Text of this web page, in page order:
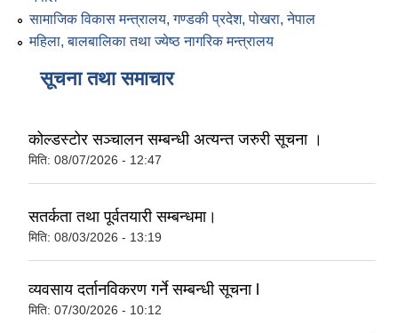
सामाजिक विकास मन्त्रालय, गण्डकी प्रदेश, पोखरा, नेपाल
महिला, बालबालिका तथा ज्येष्ठ नागरिक मन्त्रालय
सूचना तथा समाचार
कोल्डस्टोर सञ्चालन सम्बन्धी अत्यन्त जरुरी सूचना ।
मिति: 08/07/2026 - 12:47
सतर्कता तथा पूर्वतयारी सम्बन्धमा।
मिति: 08/03/2026 - 13:19
व्यवसाय दर्तानविकरण गर्ने सम्बन्धी सूचना l
मिति: 07/30/2026 - 10:12